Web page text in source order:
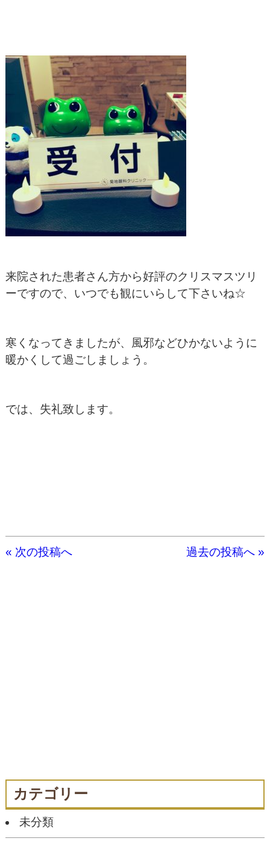
来院された患者さん方から好評のクリスマスツリ
ーですので、いつでも観にいらして下さいね☆
寒くなってきましたが、風邪などひかないように
暖かくして過ごしましょう。
では、失礼致します。
過去の投稿へ »
« 次の投稿へ
カテゴリー
未分類